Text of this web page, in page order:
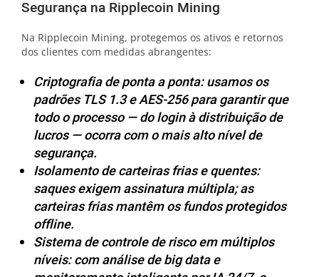
Segurança na Ripplecoin Mining
Na Ripplecoin Mining, protegemos os ativos e retornos
dos clientes com medidas abrangentes:
Criptografia de ponta a ponta: usamos os
padrões TLS 1.3 e AES-256 para garantir que
todo o processo — do login à distribuição de
lucros — ocorra com o mais alto nível de
segurança.
Isolamento de carteiras frias e quentes:
saques exigem assinatura múltipla; as
carteiras frias mantêm os fundos protegidos
offline.
Sistema de controle de risco em múltiplos
níveis: com análise de big data e